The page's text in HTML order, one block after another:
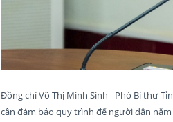
Đồng chí Võ Thị Minh Sinh - Phó Bí thư
cần đảm bảo quy trình để người dân nắm